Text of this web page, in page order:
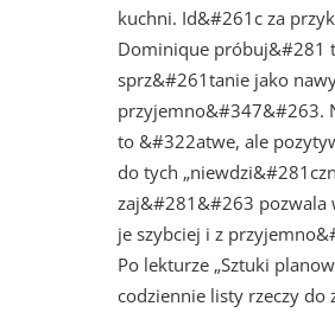
kuchni. Id&#261c za
Dominique próbuj&#281
sprz&#261tanie jako
przyjemno&#347&#263.
to &#322atwe, ale
do tych
zaj&#281&#263 pozwala
je szybciej i z
Po lekturze „Sztuki
codziennie listy rzeczy do